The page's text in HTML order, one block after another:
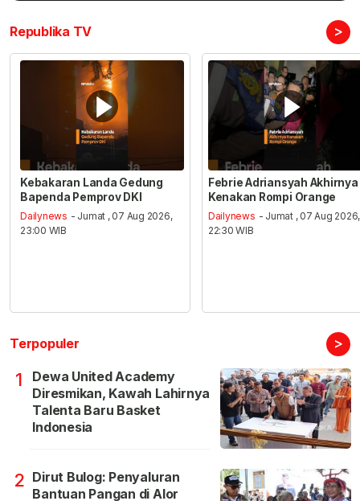
Republika TV >
Kebakaran Landa Gedung
Bapenda Pemprov DKI
Dailynews - Jumat , 07 Aug 2026,
23:00 WIB
Febrie Adriansyah Akhirnya
Kenakan Rompi Orange
Dailynews - Jumat , 07 Aug 2026,
22:30 WIB
Terpopuler >
1
Dewa United Academy
Diresmikan, Kawah Lahirnya
Talenta Baru Basket
Indonesia
2 Dirut Bulog: Penyaluran
Bantuan Pangan di Alor